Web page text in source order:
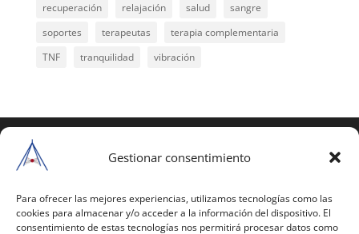
Gestionar consentimiento
Para ofrecer las mejores experiencias, utilizamos tecnologías como las
cookies para almacenar y/o acceder a la información del dispositivo. El
consentimiento de estas tecnologías nos permitirá procesar datos como
recuperación
relajación salud
sangre
soportes
terapeutas
terapia complementaria
TNF
tranquilidad vibración
reservados
estas páginas o parte de ellas, necesita pedir
autorización por escrito a Mario Gil Sánchez.